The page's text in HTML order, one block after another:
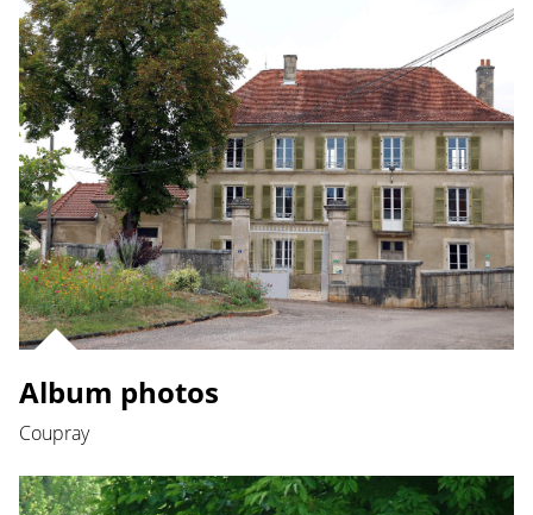
Album photos
Coupray